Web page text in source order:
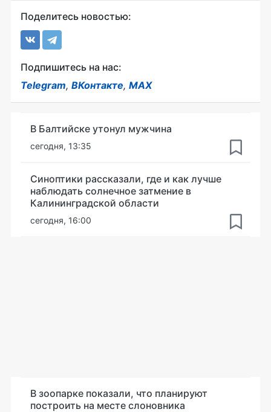
Поделитесь новостью:
Подпишитесь на нас:
Telegram, ВКонтакте, MAX
В Балтийске утонул мужчина
сегодня, 13:35
Синоптики рассказали, где и как лучше
наблюдать солнечное затмение в
Калининградской области
сегодня, 16:00
В зоопарке показали, что планируют
построить на месте слоновника